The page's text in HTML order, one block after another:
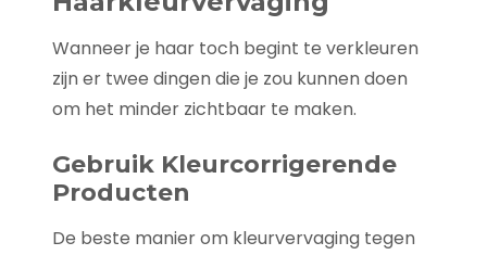
Wanneer je haar toch begint te verkleuren
zijn er twee dingen die je zou kunnen doen
om het minder zichtbaar te maken.
Gebruik Kleurcorrigerende
Producten
De beste manier om kleurvervaging tegen